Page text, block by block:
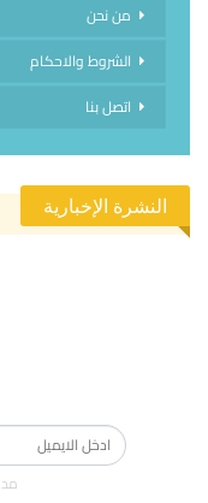
من نحن
الشروط والاحكام
اتصل بنا
النشرة الإخبارية